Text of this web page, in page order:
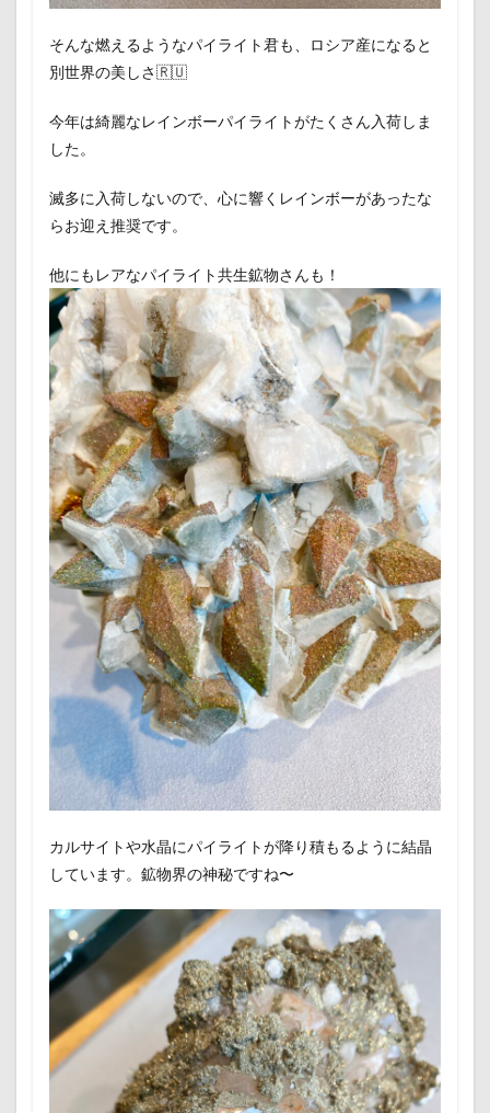
そんな燃えるようなパイライト君も、ロシア産になると
別世界の美しさ🇷🇺
今年は綺麗なレインボーパイライトがたくさん入荷しま
した。
滅多に入荷しないので、心に響くレインボーがあったな
らお迎え推奨です。
他にもレアなパイライト共生鉱物さんも！
カルサイトや水晶にパイライトが降り積もるように結晶
しています。鉱物界の神秘ですね〜